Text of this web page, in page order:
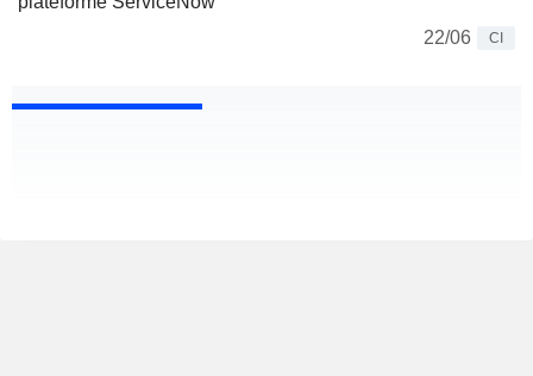
22/06
CI